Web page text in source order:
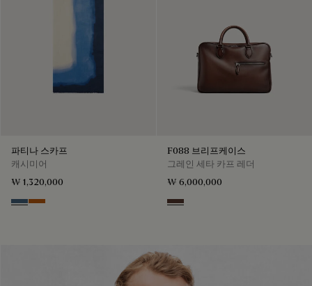
파티나 스카프
캐시미어
₩ 1,320,000
Dim BlueAmber Brown
F088 브리프케이스
그레인 세타 카프 레더
₩ 6,000,000
Soft Brown